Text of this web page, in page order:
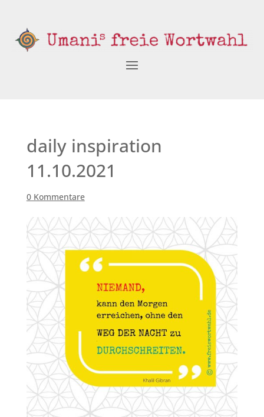
daily inspiration
11.10.2021
0 Kommentare